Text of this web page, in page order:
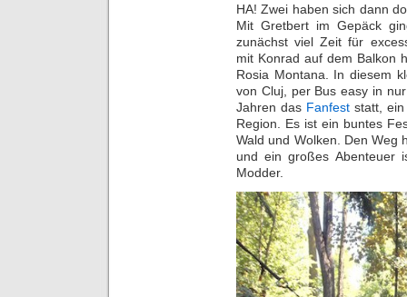
HA! Zwei haben sich dann
Mit Gretbert im Gepäck
zunächst viel Zeit für
mit Konrad auf dem Balkon
Rosia Montana. In diesem
von Cluj, per Bus easy in
Jahren das Fanfest statt,
Region. Es ist ein buntes
Wald und Wolken. Den Weg
und ein großes Abenteuer
Modder.